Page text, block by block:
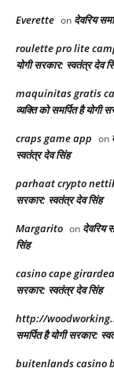
Everette on देवरिय
roulette pro lite
योगी सरकार: स्वतंत्र देव
maquinitas gratis
व्यक्ति को समर्पित है योगी
craps game app on
स्वतंत्र देव सिंह
parhaat crypto
सरकार: स्वतंत्र देव सिंह
Margarito on देवरिय
सिंह
casino cape
सरकार: स्वतंत्र देव सिंह
http://
समर्पित है योगी सरकार:
buitenlands casino